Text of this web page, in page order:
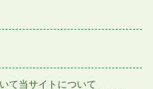
て当サイトについて